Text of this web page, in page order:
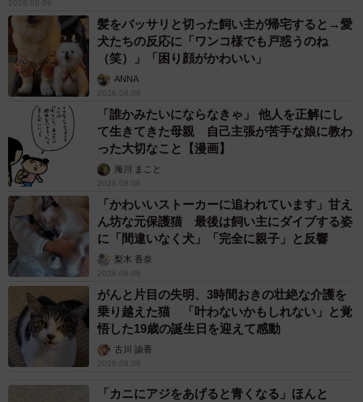
2026.08.06
髪をバッサリと切った飼い主が帰宅すると→愛
犬たちの反応に「ワンコ様でも戸惑うのね
（笑）」「困り顔がかわいい」
ANNA
2026.08.06
「誰かみたいにならなきゃ」 他人を正解にし
て生きてきた母親 自己主張が苦手な娘に教わ
った大切なこと【漫画】
海川 まこと
2026.08.06
「かわいいストーカーに追われています」甘え
ん坊な元保護猫 最後は飼い主にダイブする姿
に「間違いなく犬」「完全に親子」と反響
梨木 香奈
2026.08.06
がんと片目の失明、3時間おきの壮絶な介護を
乗り越えた猫 「叶わないかもしれない」と覚
悟した19歳の誕生日を迎えて感動
古川 諭香
2026.08.06
「カニにアジをあげると青くなる」ほんと